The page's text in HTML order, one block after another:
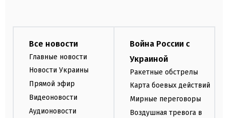
Все новости
Главные новости
Новости Украины
Прямой эфир
Видеоновости
Аудионовости
Война России с
Украиной
Ракетные обстрелы
Карта боевых действий
Мирные переговоры
Воздушная тревога в